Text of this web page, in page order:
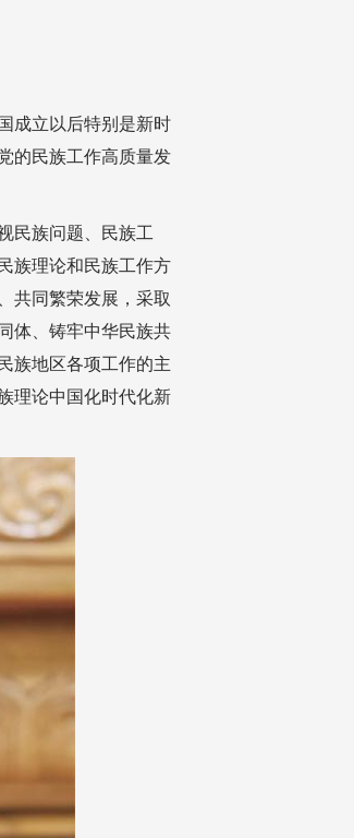
成立以后特别是新时
的民族工作高质量发
民族问题、民族工
族理论和民族工作方
共同繁荣发展，采取
体、铸牢中华民族共
族地区各项工作的主
理论中国化时代化新